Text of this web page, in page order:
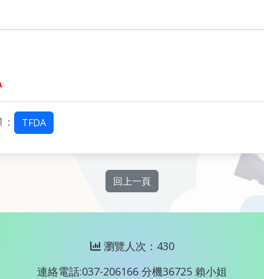
TFDA
回上一頁
瀏覽人次：430
連絡電話:037-206166 分機36725 賴小姐